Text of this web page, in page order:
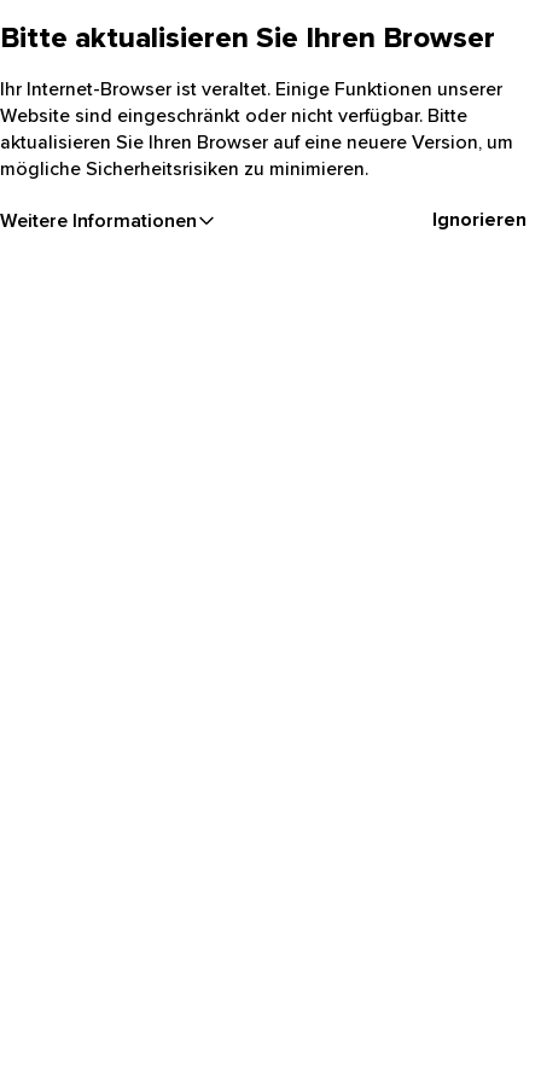
Bitte aktualisieren Sie Ihren Browser
Ihr Internet-Browser ist veraltet. Einige Funktionen unserer
Website sind eingeschränkt oder nicht verfügbar. Bitte
aktualisieren Sie Ihren Browser auf eine neuere Version, um
mögliche Sicherheitsrisiken zu minimieren.
Weitere Informationen Ignorieren